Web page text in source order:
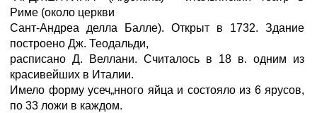
Риме (около церкви
Сант-Андреа делла Балле). Открыт в 1732. Здание
построено Дж. Теодальди,
расписано Д. Веллани. Считалось в 18 в. одним из
красивейших в Италии.
Имело форму усеч„нного яйца и состояло из 6 ярусов,
по 33 ложи в каждом.